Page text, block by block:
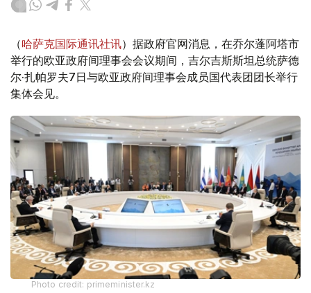
（哈萨克国际通讯社讯）据政府官网消息，在乔尔蓬阿塔市
举行的欧亚政府间理事会会议期间，吉尔吉斯斯坦总统萨德
尔·扎帕罗夫7日与欧亚政府间理事会成员国代表团团长举行
集体会见。
Photo credit: primeminister.kz